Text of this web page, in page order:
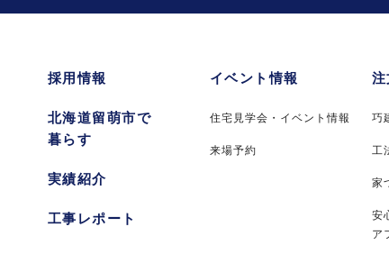
採用情報
北海道留萌市で
暮らす
実績紹介
工事レポート
イベント情報
住宅見学会・イベント情報
来場予約
注
巧
工
家
安
ア